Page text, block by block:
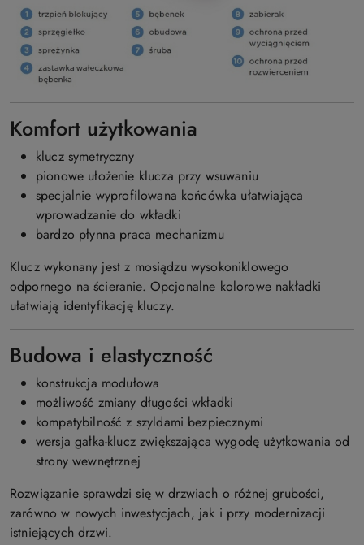
Komfort użytkowania
klucz symetryczny
pionowe ułożenie klucza przy wsuwaniu
specjalnie wyprofilowana końcówka ułatwiająca
wprowadzanie do wkładki
bardzo płynna praca mechanizmu
Klucz wykonany jest z mosiądzu wysokoniklowego
odpornego na ścieranie. Opcjonalne kolorowe nakładki
ułatwiają identyfikację kluczy.
Budowa i elastyczność
konstrukcja modułowa
możliwość zmiany długości wkładki
kompatybilność z szyldami bezpiecznymi
wersja gałka-klucz zwiększająca wygodę użytkowania od
strony wewnętrznej
Rozwiązanie sprawdzi się w drzwiach o różnej grubości,
zarówno w nowych inwestycjach, jak i przy modernizacji
istniejących drzwi.